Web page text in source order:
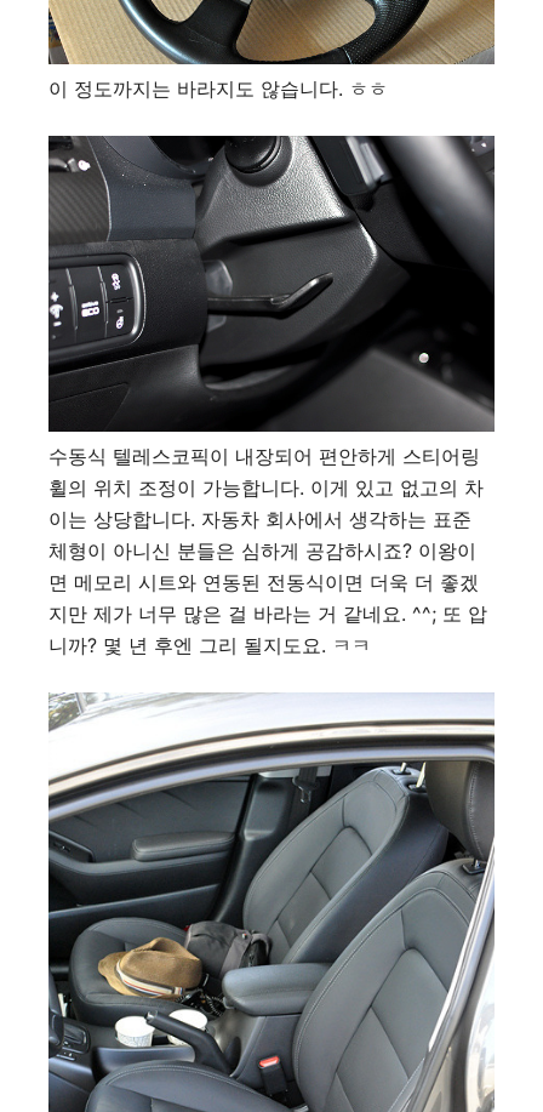
이 정도까지는 바라지도 않습니다. ㅎㅎ
수동식 텔레스코픽이 내장되어 편안하게 스티어링
휠의 위치 조정이 가능합니다. 이게 있고 없고의 차
이는 상당합니다. 자동차 회사에서 생각하는 표준
체형이 아니신 분들은 심하게 공감하시죠? 이왕이
면 메모리 시트와 연동된 전동식이면 더욱 더 좋겠
지만 제가 너무 많은 걸 바라는 거 같네요. ^^; 또 압
니까? 몇 년 후엔 그리 될지도요. ㅋㅋ